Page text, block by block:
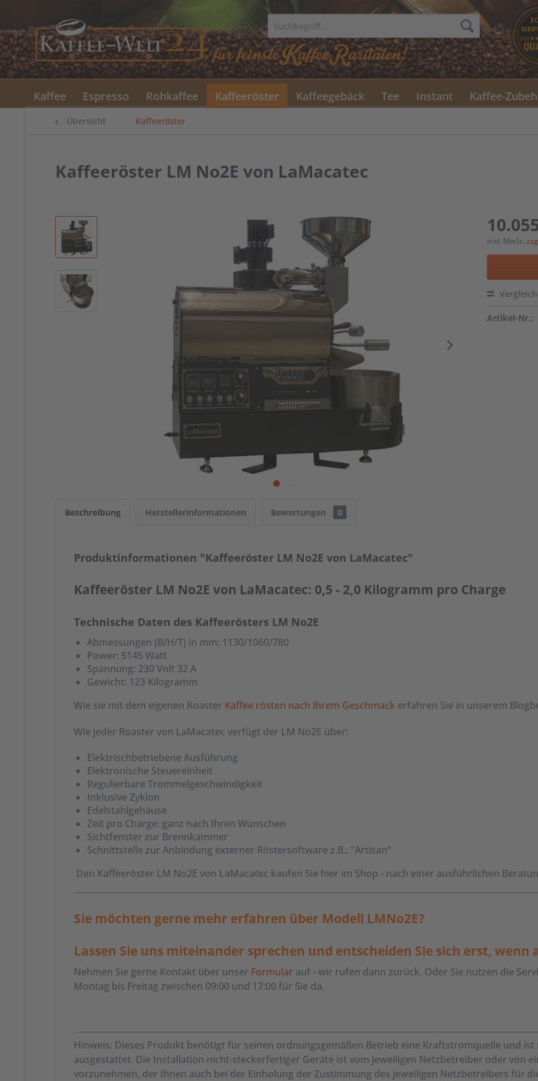
Kaffee Espresso Rohkaffee Kaffeeröster Kaffeegebäck Tee Instant Kaffee-
Übersicht Kaffeeröster
Kaffeeröster LM No2E von LaMacatec
inkl. MwSt.
Artikel-Nr.:
Beschreibung Herstellerinformationen Bewertungen 0
Produktinformationen "Kaffeeröster LM No2E von LaMacatec"
Kaffeeröster LM No2E von LaMacatec: 0,5 - 2,0 Kilogramm pro Charge
Technische Daten des Kaffeerösters LM No2E
Abmessungen (B/H/T) in mm: 1130/1060/780
Power: 5145 Watt
Spannung: 230 Volt 32 A
Gewicht: 123 Kilogramm
Wie sie mit dem eigenen Roaster Kaffee rösten nach ihrem Geschmack erfahren Sie in unserem
Wie jeder Roaster von LaMacatec verfügt der LM No2E über:
Elektrischbetriebene Ausführung
Elektronische Steuereinheit
Regulierbare Trommelgeschwindigkeit
Inklusive Zyklon
Edelstahlgehäuse
Zeit pro Charge: ganz nach Ihren Wünschen
Sichtfenster zur Brennkammer
Schnittstelle zur Anbindung externer Röstersoftware z.B.: "Artisan"
Den Kaffeeröster LM No2E von LaMacatec kaufen Sie hier im Shop - nach einer ausführlichen
Sie möchten gerne mehr erfahren über Modell LMNo2E?
Lassen Sie uns miteinander sprechen und entscheiden Sie sich erst, wenn
Nehmen Sie gerne Kontakt über unser Formular auf - wir rufen dann zurück. Oder Sie nutzen die
Montag bis Freitag zwischen 09:00 und 17:00 für Sie da.
Hinweis: Dieses Produkt benötigt für seinen ordnungsgemäßen Betrieb eine Kraftstromquelle und
ausgestattet. Die Installation nicht-steckerfertiger Geräte ist vom jeweiligen Netzbetreiber oder von
vorzunehmen, der Ihnen auch bei der Einholung der Zustimmung des jeweiligen Netzbetreibers für